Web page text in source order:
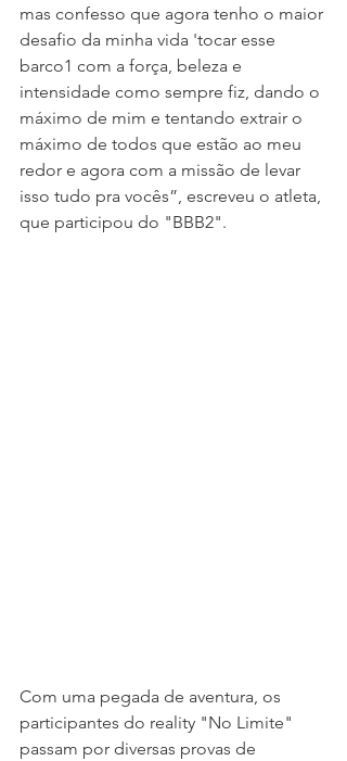
mas confesso que agora tenho o maior
desafio da minha vida 'tocar esse
barco1 com a força, beleza e
intensidade como sempre fiz, dando o
máximo de mim e tentando extrair o
máximo de todos que estão ao meu
redor e agora com a missão de levar
isso tudo pra vocês”, escreveu o atleta,
que participou do "BBB2".
Com uma pegada de aventura, os
participantes do reality "No Limite"
passam por diversas provas de